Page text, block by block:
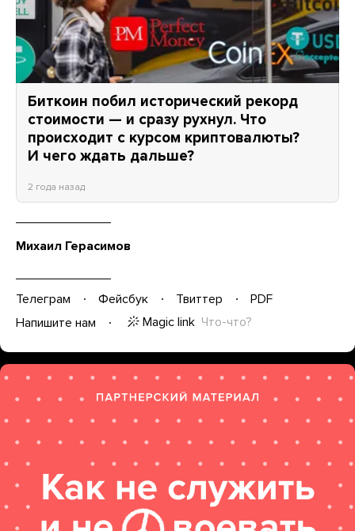
Биткоин побил исторический рекорд
стоимости — и сразу рухнул. Что
происходит с курсом криптовалюты?
И чего ждать дальше?
2 года назад
Михаил Герасимов
Телеграм Фейсбук Твиттер
PDF
Напишите нам
Magic link Что-что?